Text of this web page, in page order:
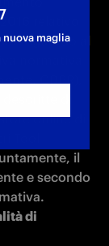
relativo
riguardo al
normativa
GDPR),
di
online di
il
e secondo
di
maglia